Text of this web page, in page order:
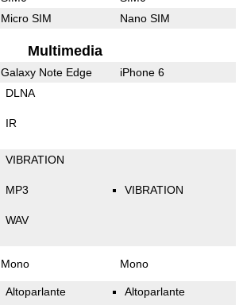
Micro SIM Nano SIM
Multimedia
Galaxy Note Edge iPhone 6
DLNA
IR
VIBRATION
MP3
WAV
VIBRATION
Mono Mono
Altoparlante Altoparlante